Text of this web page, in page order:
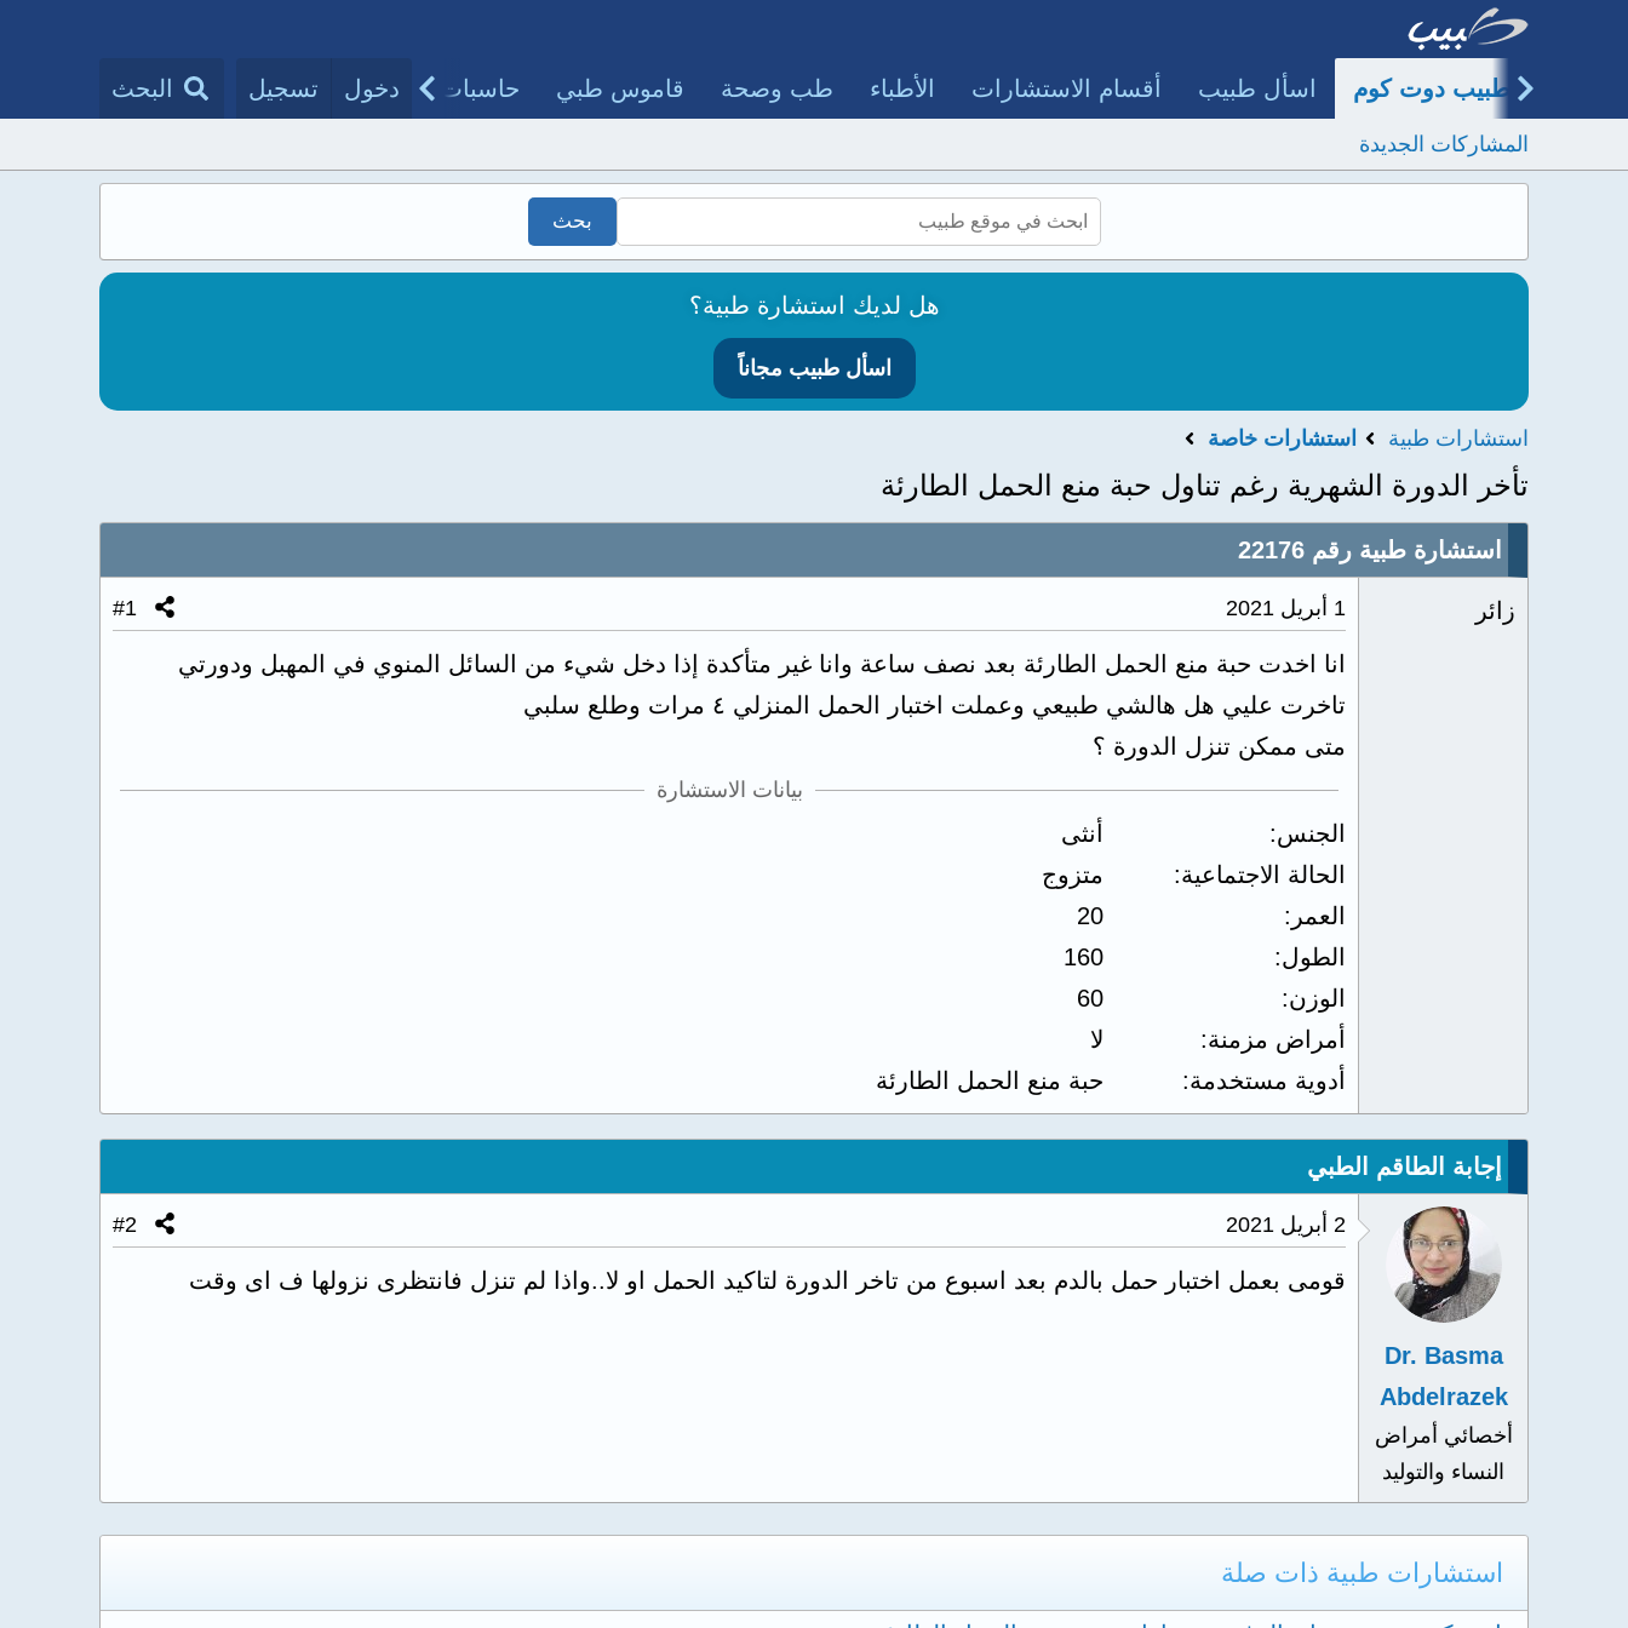
طبيب دوت كوم اسأل طبيب أقسام الاستشارات الأطباء طب وصحة قاموس طبي حاسبات طبية مقالات الأطباءدخول تسجيل البحث
المشاركات الجديدة
هل لديك استشارة طبية؟
اسأل طبيب مجاناً
استشارات طبية استشارات خاصة
تأخر الدورة الشهرية رغم تناول حبة منع الحمل الطارئة
استشارة طبية رقم 22176
زائر 1 أبريل 2021 #1
انا اخدت حبة منع الحمل الطارئة بعد نصف ساعة وانا غير متأكدة إذا دخل شيء من السائل المنوي في المهبل ودورتي
تاخرت عليي هل هالشي طبيعي وعملت اختبار الحمل المنزلي ٤ مرات وطلع سلبي
متى ممكن تنزل الدورة ؟
بيانات الاستشارة
الجنس
أنثى
الحالة الاجتماعية
متزوج
العمر
20
الطول
160
الوزن
60
أمراض مزمنة
لا
أدوية مستخدمة
حبة منع الحمل الطارئة
إجابة الطاقم الطبي
Dr. Basma
Abdelrazek
أخصائي أمراض
النساء والتوليد
2 أبريل 2021 #2
قومى بعمل اختبار حمل بالدم بعد اسبوع من تاخر الدورة لتاكيد الحمل او لا..واذا لم تنزل فانتظرى نزولها ف اى وقت
استشارات طبية ذات صلة